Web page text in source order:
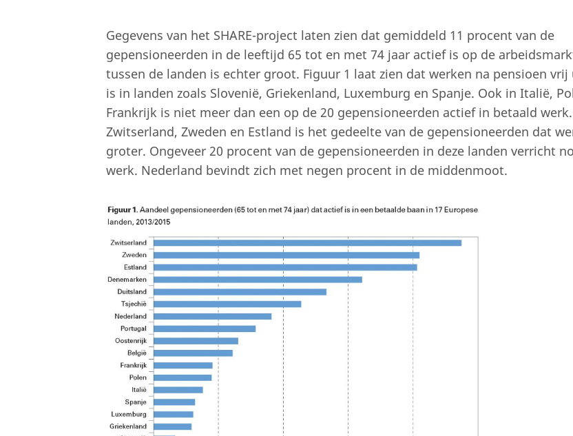
Gegevens van het SHARE-project laten zien dat gemiddeld 11 procent van de
gepensioneerden in de leeftijd 65 tot en met 74 jaar actief is op de
tussen de landen is echter groot. Figuur 1 laat zien dat werken na pensioen
is in landen zoals Slovenië, Griekenland, Luxemburg en Spanje. Ook in Italië,
Frankrijk is niet meer dan een op de 20 gepensioneerden actief in betaald
Zwitserland, Zweden en Estland is het gedeelte van de gepensioneerden dat
groter. Ongeveer 20 procent van de gepensioneerden in deze landen verricht
werk. Nederland bevindt zich met negen procent in de middenmoot.